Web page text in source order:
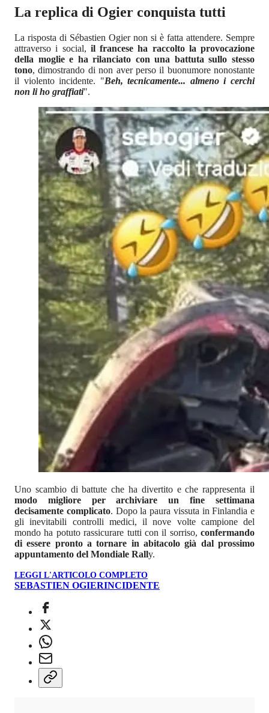
La replica di Ogier conquista tutti
La risposta di Sébastien Ogier non si è fatta attendere. Sempre
attraverso i social, il francese ha raccolto la provocazione
della moglie e ha rilanciato con una battuta sullo stesso
tono, dimostrando di non aver perso il buonumore nonostante
il violento incidente. "Beh, tecnicamente... almeno i cerchi
non li ho graffiati".
Uno scambio di battute che ha divertito e che rappresenta il
modo migliore per archiviare un fine settimana
decisamente complicato. Dopo la paura vissuta in Finlandia e
gli inevitabili controlli medici, il nove volte campione del
mondo ha potuto rassicurare tutti con il sorriso, confermando
di essere pronto a tornare in abitacolo già dal prossimo
appuntamento del Mondiale Rally.
LEGGI L'ARTICOLO COMPLETO
SEBASTIEN OGIERINCIDENTE